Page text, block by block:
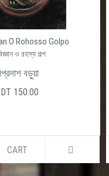
O Rohosso Golpo
ও রহস্য গল্প
বড়ুয়া
150.00
CART